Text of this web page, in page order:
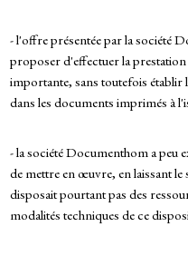
- l'offre présentée par la société
proposer d'effectuer la
importante, sans toutefois établir
dans les documents imprimés à
- la société Documenthom a peu
de mettre en œuvre, en laissant le
disposait pourtant pas des
modalités techniques de ce